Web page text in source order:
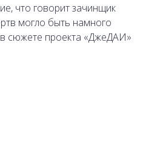
что говорит зачинщик
могло быть намного
сюжете проекта «ДжеДАИ»